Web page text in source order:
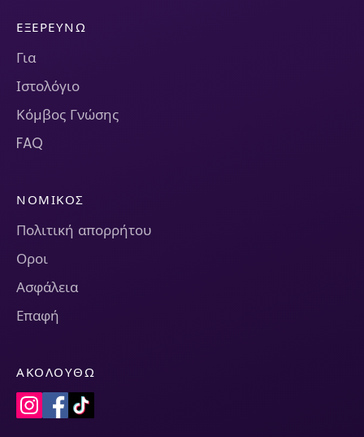
ΕΞΕΡΕΥΝΏ
Για
Ιστολόγιο
Κόμβος Γνώσης
FAQ
ΝΟΜΙΚΌΣ
Πολιτική απορρήτου
Οροι
Ασφάλεια
Επαφή
ΑΚΟΛΟΥΘΏ